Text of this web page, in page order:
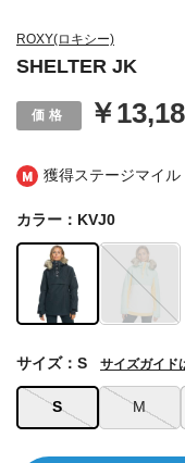
獲得ステージマイル
ROXY(ロキシー)
SHELTER JK
￥
カラー：KVJ0
S M
サイズ：S サイズガイド